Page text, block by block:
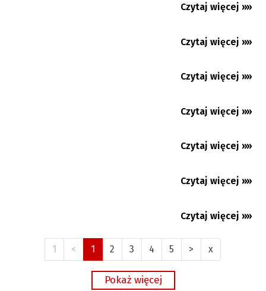
09.08.2026
Czytaj więcej »»
08.08.2026
Czytaj więcej »»
08.08.2026
Czytaj więcej »»
08.08.2026
Czytaj więcej »»
08.08.2026
Czytaj więcej »»
07.08.2026
Czytaj więcej »»
07.08.2026
Czytaj więcej »»
1 < 1 2 3 4 5 > x